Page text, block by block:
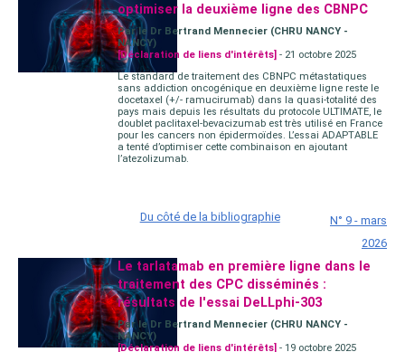
optimiser la deuxième ligne des CBNPC
Par le Dr Bertrand Mennecier (CHRU NANCY -
NANCY)
[Déclaration de liens d'intérêts]- 21 octobre 2025
Le standard de traitement des CBNPC métastatiques
sans addiction oncogénique en deuxième ligne reste le
docetaxel (+/- ramucirumab) dans la quasi-totalité des
pays mais depuis les résultats du protocole ULTIMATE, le
doublet paclitaxel-bevacizumab est très utilisé en France
pour les cancers non épidermoïdes. L’essai ADAPTABLE
a tenté d’optimiser cette combinaison en ajoutant
l’atezolizumab.
Du côté de la bibliographie
N° 9 - mars
2026
Le tarlatamab en première ligne dans le
traitement des CPC disséminés :
résultats de l'essai DeLLphi-303
Par le Dr Bertrand Mennecier (CHRU NANCY -
NANCY)
[Déclaration de liens d'intérêts]- 19 octobre 2025